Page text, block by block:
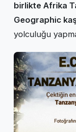
birlikte Afrika
Geographic
yolculuğu